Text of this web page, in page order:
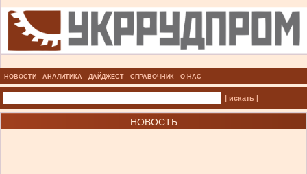
НОВОСТИ АНАЛИТИКА ДАЙДЖЕСТ СПРАВОЧНИК О НАС
| искать |
НОВОСТЬ